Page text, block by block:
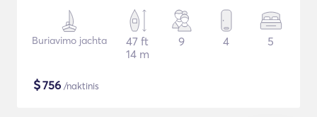
Buriavimo jachta
47 ft
14 m
9 4 5
$756 /naktinis